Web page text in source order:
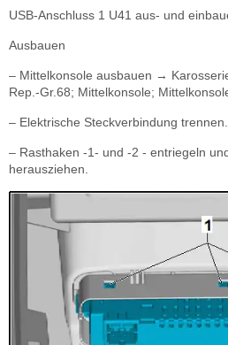
USB-Anschluss 1 U41 aus- und
Ausbauen
– Mittelkonsole ausbauen →
Rep.-Gr.68; Mittelkonsole;
– Elektrische Steckverbindung trennen.
– Rasthaken -1- und -2 - entriegeln
herausziehen.